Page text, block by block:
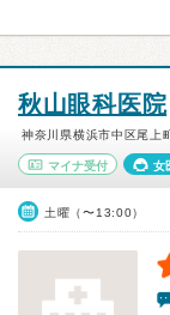
秋山眼科医院
神奈川県横浜市中区尾上
マイナ受付 女
土曜（〜13:00）